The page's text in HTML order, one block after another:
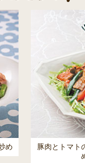
め
豚肉とトマト